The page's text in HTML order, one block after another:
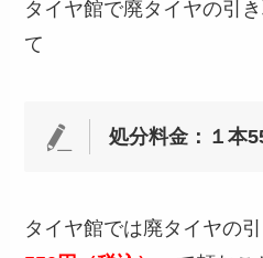
タイヤ館で廃タイヤの引
て
処分料金：１本
タイヤ館では廃タイヤの